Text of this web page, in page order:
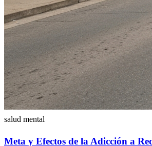
salud mental
Meta y Efectos de la Adicción a